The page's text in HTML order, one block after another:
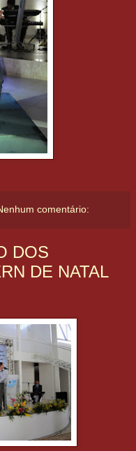
comentário:
DOS
DE NATAL